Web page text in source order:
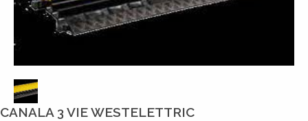
CANALA 3 VIE WESTELETTRIC